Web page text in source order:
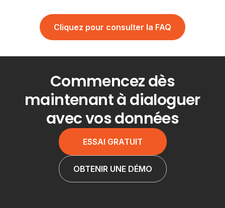
Cliquez pour consulter la FAQ
Commencez dès
maintenant à dialoguer
avec vos données
ESSAI GRATUIT
OBTENIR UNE DÉMO